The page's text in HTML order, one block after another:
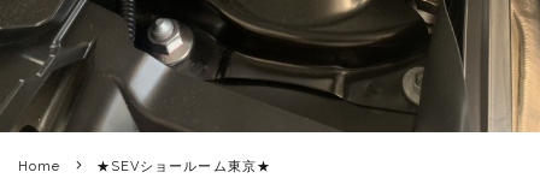
Home ★SEVショールーム東京★